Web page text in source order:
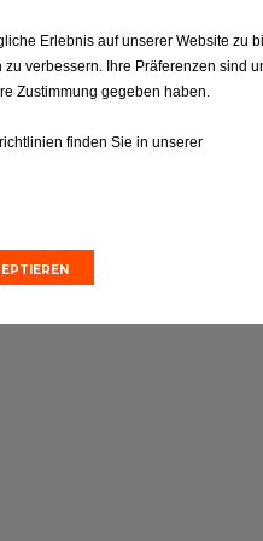
Erlebnis auf unserer Website zu
verbessern. Ihre Präferenzen sind
Zustimmung gegeben haben.
finden Sie in unserer